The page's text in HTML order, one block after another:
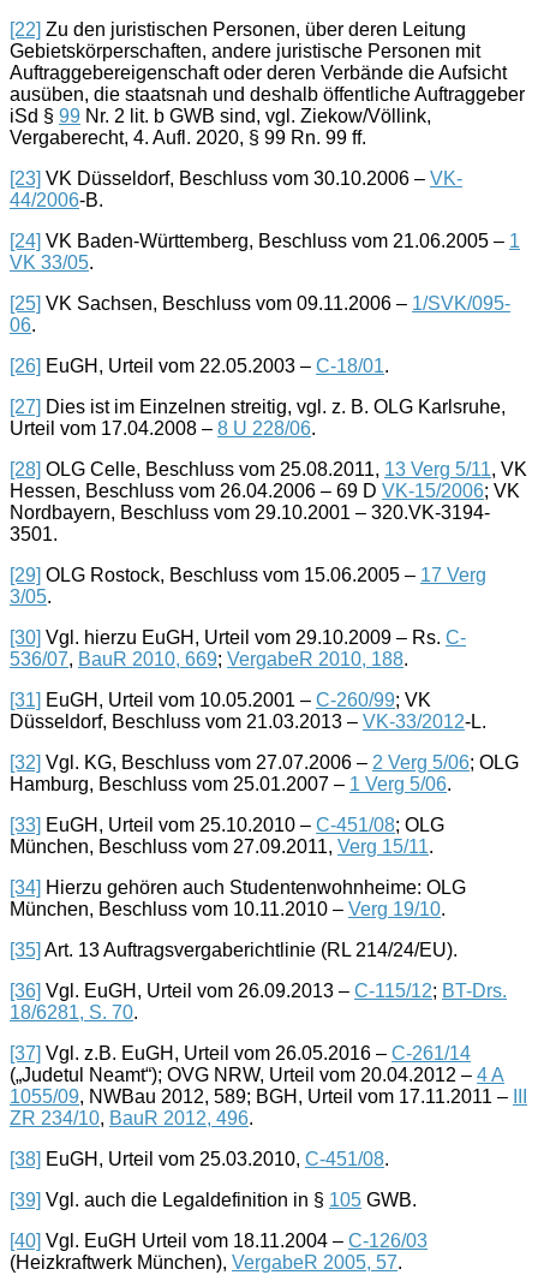
[22] Zu den juristischen Personen, über deren Leitung
Gebietskörperschaften, andere juristische Personen mit
Auftraggebereigenschaft oder deren Verbände die Aufsicht
ausüben, die staatsnah und deshalb öffentliche Auftraggeber
iSd § 99 Nr. 2 lit. b GWB sind, vgl. Ziekow/Völlink,
Vergaberecht, 4. Aufl. 2020, § 99 Rn. 99 ff.
[23] VK Düsseldorf, Beschluss vom 30.10.2006 – VK-
44/2006-B.
[24] VK Baden-Württemberg, Beschluss vom 21.06.2005 – 1
VK 33/05.
[25] VK Sachsen, Beschluss vom 09.11.2006 – 1/SVK/095-
06.
[26] EuGH, Urteil vom 22.05.2003 – C-18/01.
[27] Dies ist im Einzelnen streitig, vgl. z. B. OLG Karlsruhe,
Urteil vom 17.04.2008 – 8 U 228/06.
[28] OLG Celle, Beschluss vom 25.08.2011, 13 Verg 5/11, VK
Hessen, Beschluss vom 26.04.2006 – 69 D VK-15/2006; VK
Nordbayern, Beschluss vom 29.10.2001 – 320.VK-3194-
3501.
[29] OLG Rostock, Beschluss vom 15.06.2005 – 17 Verg
3/05.
[30] Vgl. hierzu EuGH, Urteil vom 29.10.2009 – Rs. C-
536/07, BauR 2010, 669; VergabeR 2010, 188.
[31] EuGH, Urteil vom 10.05.2001 – C-260/99; VK
Düsseldorf, Beschluss vom 21.03.2013 – VK-33/2012-L.
[32] Vgl. KG, Beschluss vom 27.07.2006 – 2 Verg 5/06; OLG
Hamburg, Beschluss vom 25.01.2007 – 1 Verg 5/06.
[33] EuGH, Urteil vom 25.10.2010 – C-451/08; OLG
München, Beschluss vom 27.09.2011, Verg 15/11.
[34] Hierzu gehören auch Studentenwohnheime: OLG
München, Beschluss vom 10.11.2010 – Verg 19/10.
[35] Art. 13 Auftragsvergaberichtlinie (RL 214/24/EU).
[36] Vgl. EuGH, Urteil vom 26.09.2013 – C-115/12; BT-Drs.
18/6281, S. 70.
[37] Vgl. z.B. EuGH, Urteil vom 26.05.2016 – C-261/14
(„Judetul Neamt“); OVG NRW, Urteil vom 20.04.2012 – 4 A
1055/09, NWBau 2012, 589; BGH, Urteil vom 17.11.2011 –
ZR 234/10, BauR 2012, 496.
[38] EuGH, Urteil vom 25.03.2010, C-451/08.
[39] Vgl. auch die Legaldefinition in § 105 GWB.
[40] Vgl. EuGH Urteil vom 18.11.2004 – C-126/03
(Heizkraftwerk München), VergabeR 2005, 57.